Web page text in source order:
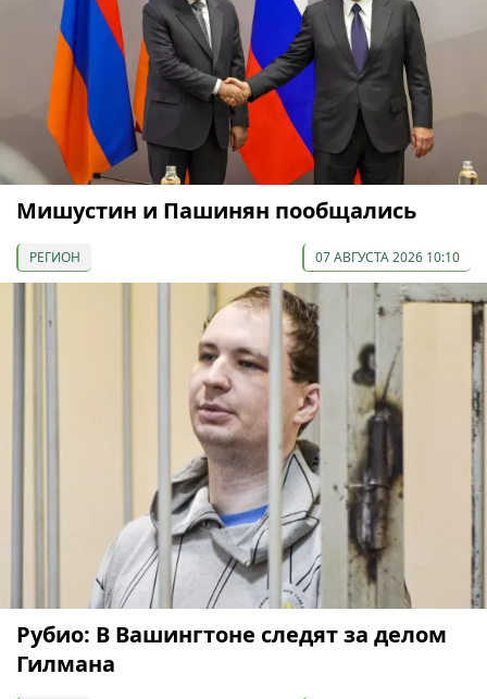
Мишустин и Пашинян пообщались
РЕГИОН 07 АВГУСТА 2026 10:10
Рубио: В Вашингтоне следят за делом
Гилмана